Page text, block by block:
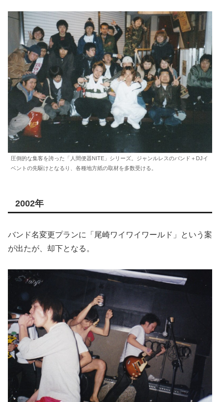
圧倒的な集客を誇った「人間便器NITE」シリーズ。ジャンルレスのバンド＋DJイ
ベントの先駆けとなるり、各種地方紙の取材を多数受ける。
2002年
バンド名変更プランに「尾崎ワイワイワールド」という案
が出たが、却下となる。